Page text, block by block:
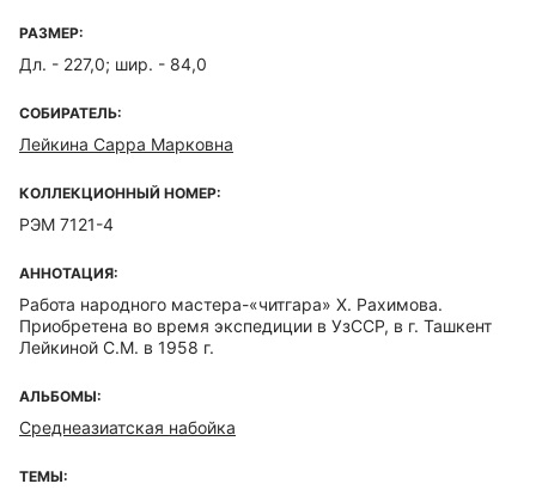
РАЗМЕР:
Дл. - 227,0; шир. - 84,0
СОБИРАТЕЛЬ:
Лейкина Сарра Марковна
КОЛЛЕКЦИОННЫЙ НОМЕР:
РЭМ 7121-4
АННОТАЦИЯ:
Работа народного мастера-«читгара» Х. Рахимова.
Приобретена во время экспедиции в УзССР, в г. Ташкент
Лейкиной С.М. в 1958 г.
АЛЬБОМЫ:
Среднеазиатская набойка
ТЕМЫ: